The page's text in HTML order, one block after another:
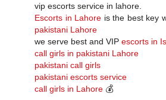
vip escorts service in lahore.
Escorts in Lahore is the best key
pakistani Lahore
we serve best and VIP escorts in
call girls in pakistani Lahore
pakistani call girls
pakistani escorts service
call girls in Lahore 💰